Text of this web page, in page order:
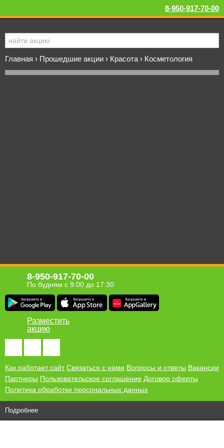
8-950-917-70-00
Главная › Прошедшие акции › Красота › Косметология
8-950-917-70-00
По будням с 9:00 до 17:30
Разместить
акцию
Как работает сайт Связаться с нами Вопросы и ответы Вакансии
Партнеры Пользовательское соглашение Договор оферты
Политика обработки персональных данных
Подробнее